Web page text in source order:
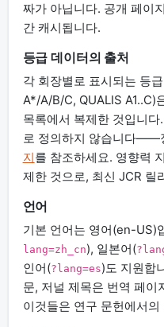
짜가 아닙니다. 공개 페이
간 캐시됩니다.
등급 데이터의 출처
각 회장별로 표시되는 등
A*/A/B/C, QUALIS A1..C)
목록에서 복제한 것입니
로 정의하지 않습니다——
지를 참조하세요. 영향력
제한 것으로, 최신 JCR 릴
언어
기본 언어는 영어(en-US)
lang=zh_cn), 일본어(
인어(?lang=es)도 지원합
문, 저널 제목은 번역 페
이것들은 연구 문헌에서